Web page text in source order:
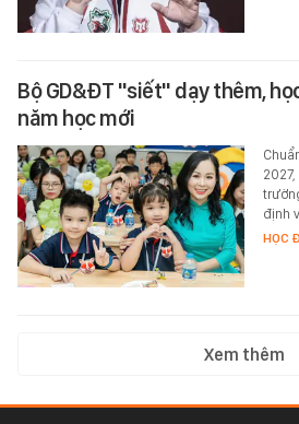
Bộ GD&ĐT "siết" dạy thêm,
năm học mới
định
HỌC
Xem thêm